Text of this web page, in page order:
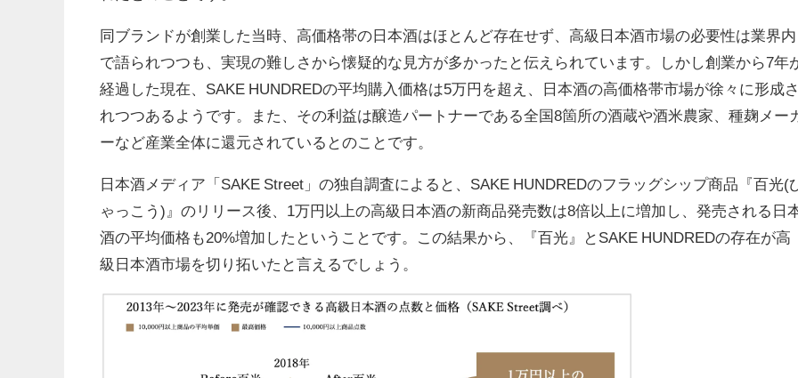
同ブランドが創業した当時、高価格帯の日本酒はほとんど存在せず、高級日本酒市場の必要性は業界内
で語られつつも、実現の難しさから懐疑的な見方が多かったと伝えられています。しかし創業から7年
経過した現在、SAKE HUNDREDの平均購入価格は5万円を超え、日本酒の高価格帯市場が徐々に形成
れつつあるようです。また、その利益は醸造パートナーである全国8箇所の酒蔵や酒米農家、種麹メー
ーなど産業全体に還元されているとのことです。
日本酒メディア「SAKE Street」の独自調査によると、SAKE HUNDREDのフラッグシップ商品『百光(
ゃっこう)』のリリース後、1万円以上の高級日本酒の新商品発売数は8倍以上に増加し、発売される日
酒の平均価格も20%増加したということです。この結果から、『百光』とSAKE HUNDREDの存在が高
級日本酒市場を切り拓いたと言えるでしょう。